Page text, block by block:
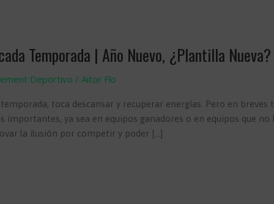
Temporada | Año Nuevo, ¿Plantilla Nueva?
Deportivo / Aitor Flo
toca descansar y recuperar energías. Pero en
importantes, ya sea en equipos ganadores o en equipos que
la ilusión por competir y poder […]